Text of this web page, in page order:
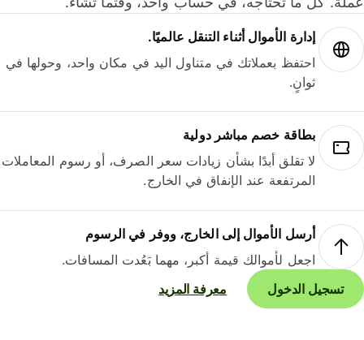
إدارة الأموال أثناء التنقل عالميًا.
احتفظ بعملاتك في متناول اليد في مكان واحد، وحولها في
ثوانٍ.
بطاقة خصم مباشر دولية
لا تقلق أبدًا بشأن زيادات سعر الصرف، أو رسوم المعاملات
المرتفعة عند الإنفاق في الخارج.
أرسل الأموال إلى الخارج، ووفر في الرسوم
اجعل لأموالك قيمة أكبر، مهما بَعُدت المسافات.
تسجيل الدخول
معرفة المزيد